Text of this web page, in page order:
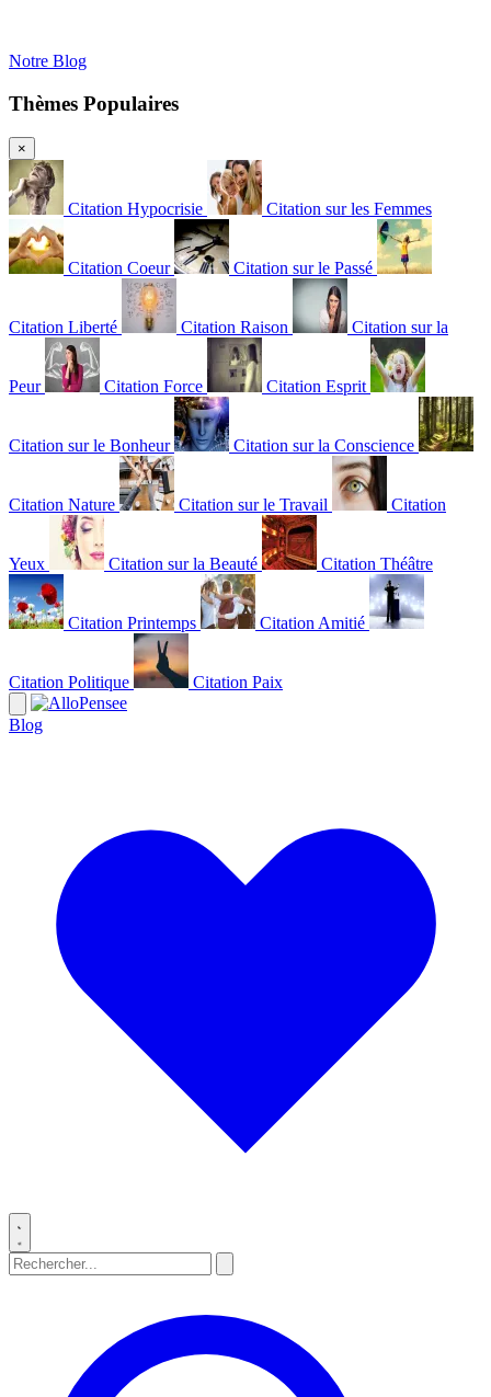
Notre Blog
Thèmes Populaires
×
Citation Hypocrisie Citation sur les Femmes
Citation Coeur Citation sur le Passé
Citation Liberté Citation Raison Citation sur la
Peur Citation Force Citation Esprit
Citation sur le Bonheur Citation sur la Conscience
Citation Nature Citation sur le Travail Citation
Yeux Citation sur la Beauté Citation Théâtre
Citation Printemps Citation Amitié
Citation Politique Citation Paix
Blog